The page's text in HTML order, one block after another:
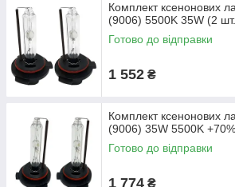
Комплект ксенонових
(9006) 5500K 35W (2
Готово до відправки
1 552 ₴
Комплект ксенонових
(9006) 35W 5500K
Готово до відправки
1 774 ₴